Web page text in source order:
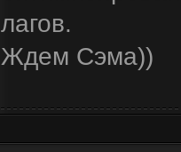
лагов.
Ждем Сэма))